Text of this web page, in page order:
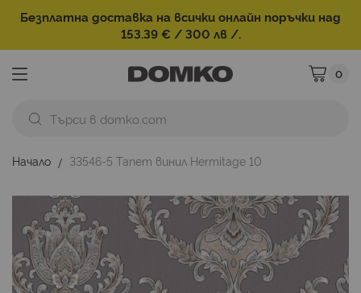
Безплатна доставка на всички онлайн поръчки над
153.39 € / 300 лв /.
Моята
0
Начало
33546-5 Тапет винил Hermitage 10
края
на
галерията
на
изображенията